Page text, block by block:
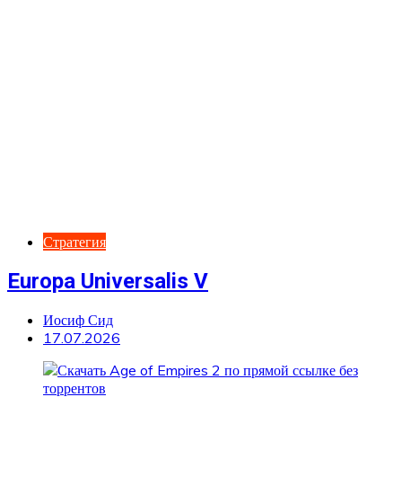
Стратегия
Europa Universalis V
Иосиф Сид
17.07.2026